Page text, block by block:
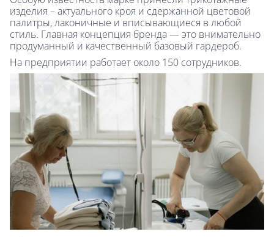
изделия – актуального кроя и сдержанной цветовой
палитры, лаконичные и вписывающиеся в любой
стиль. Главная концепция бренда — это внимательно
продуманный и качественный базовый гардероб.
На предприятии работает около 150 сотрудников.